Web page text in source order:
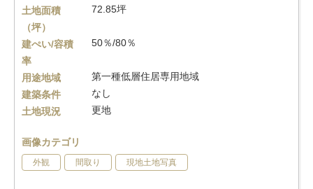
土地面積
（坪）
72.85坪
建ぺい/容積
率
50％/80％
用途地域
第一種低層住居専用地域
建築条件
なし
土地現況
更地
画像カテゴリ
外観 間取り 現地土地写真